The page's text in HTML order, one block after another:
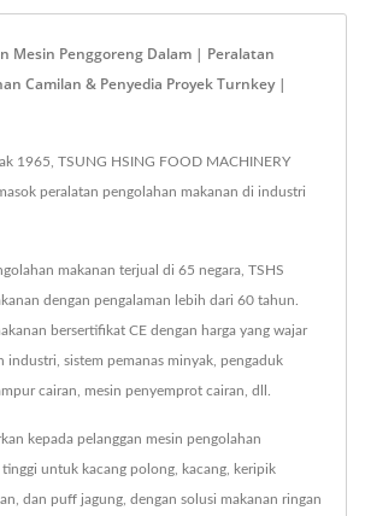
Mesin Penggoreng Dalam | Peralatan
Camilan & Penyedia Proyek Turnkey |
1965, TSUNG HSING FOOD MACHINERY
peralatan pengolahan makanan di industri
makanan terjual di 65 negara, TSHS
dengan pengalaman lebih dari 60 tahun.
bersertifikat CE dengan harga yang wajar
industri, sistem pemanas minyak, pengaduk
cairan, mesin penyemprot cairan, dll.
kepada pelanggan mesin pengolahan
untuk kacang polong, kacang, keripik
dan puff jagung, dengan solusi makanan ringan